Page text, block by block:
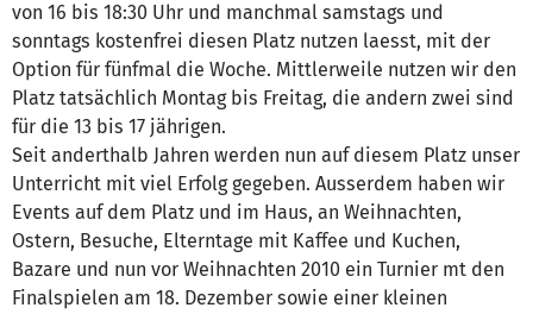
von 16 bis 18:30 Uhr und manchmal samstags und
sonntags kostenfrei diesen Platz nutzen laesst, mit der
Option für fünfmal die Woche. Mittlerweile nutzen wir den
Platz tatsächlich Montag bis Freitag, die andern zwei sind
für die 13 bis 17 jährigen.
Seit anderthalb Jahren werden nun auf diesem Platz unser
Unterricht mit viel Erfolg gegeben. Ausserdem haben wir
Events auf dem Platz und im Haus, an Weihnachten,
Ostern, Besuche, Elterntage mit Kaffee und Kuchen,
Bazare und nun vor Weihnachten 2010 ein Turnier mt den
Finalspielen am 18. Dezember sowie einer kleinen